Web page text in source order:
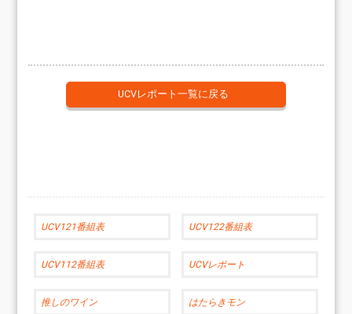
UCVレポート一覧に戻る
UCV121番組表 UCV122番組表
UCV112番組表 UCVレポート
推しのワイン はたらきモン